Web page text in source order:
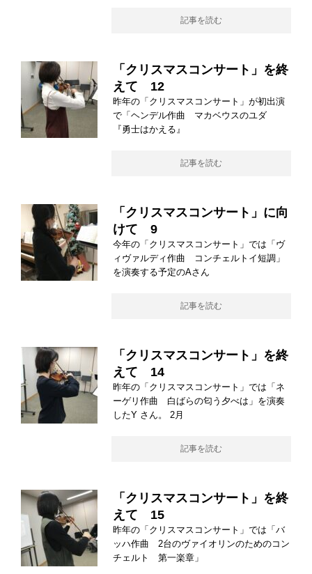
記事を読む
「クリスマスコンサート」を終
えて 12
昨年の「クリスマスコンサート」が初出演
で「ヘンデル作曲 マカベウスのユダ
『勇士はかえる』
記事を読む
「クリスマスコンサート」に向
けて 9
今年の「クリスマスコンサート」では「ヴ
ィヴァルディ作曲 コンチェルトイ短調」
を演奏する予定のAさん
記事を読む
「クリスマスコンサート」を終
えて 14
昨年の「クリスマスコンサート」では「ネ
ーゲリ作曲 白ばらの匂う夕べは」を演奏
したY さん。 2月
記事を読む
「クリスマスコンサート」を終
えて 15
昨年の「クリスマスコンサート」では「バ
ッハ作曲 2台のヴァイオリンのためのコン
チェルト 第一楽章」